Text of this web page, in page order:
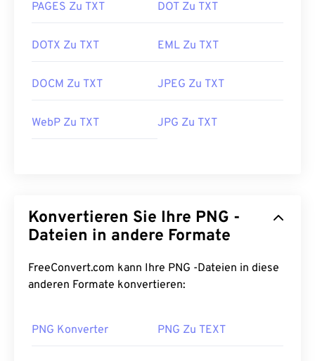
Öffnen von PNG-Dateien haben, verwenden Sie
oderPNG zu BMP
Alternative Programme wieGIMPoder
von PNG-Dateien. PNG-Dateien sind etwas größer
Erstveröffentlichung:1. Oktober 1996
LifeWire-Artikel zu PNGs
PAGES Zu TXT DOT Zu TXT
DOTX Zu TXT EML Zu TXT
DOCM Zu TXT JPEG Zu TXT
WebP Zu TXT JPG Zu TXT
Konvertieren Sie Ihre PNG -
Dateien in andere Formate
FreeConvert.com kann Ihre PNG -Dateien in diese
anderen Formate konvertieren:
PNG Konverter PNG Zu TEXT